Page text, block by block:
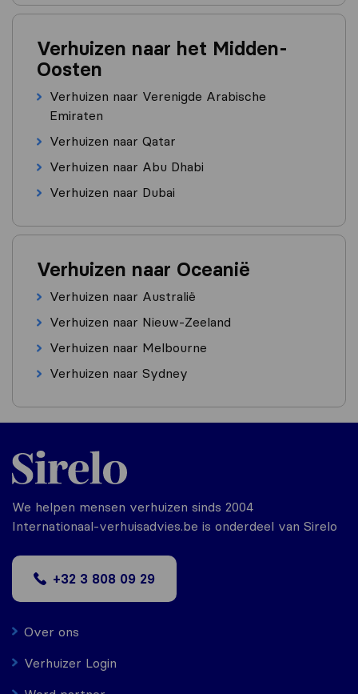
Verhuizen naar het Midden-
Oosten
Verhuizen naar Verenigde Arabische
Emiraten
Verhuizen naar Qatar
Verhuizen naar Abu Dhabi
Verhuizen naar Dubai
Verhuizen naar Oceanië
Verhuizen naar Australië
Verhuizen naar Nieuw-Zeeland
Verhuizen naar Melbourne
Verhuizen naar Sydney
We helpen mensen verhuizen sinds 2004
Internationaal-verhuisadvies.be is onderdeel van Sirelo
+32 3 808 09 29
Over ons
Verhuizer Login